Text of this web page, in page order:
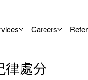
Careers
律處分